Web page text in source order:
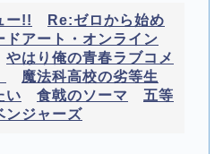
ー!!
Re:ゼロから始め
ドアート・オンライン
やはり俺の青春ラブコメ
魔法科高校の劣等生
い
食戟のソーマ
五等
ンジャーズ